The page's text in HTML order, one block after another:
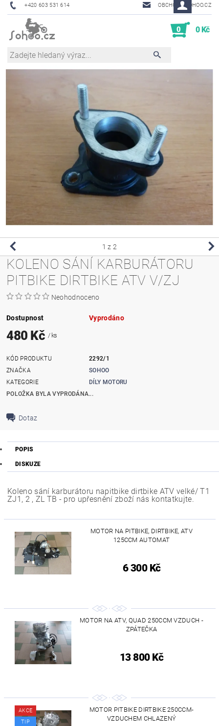
+420 603 531 614 OBCHOD@SOHOO.CZ
0 0 Kč
1 z 2
KOLENO SÁNÍ KARBURÁTORU
PITBIKE DIRTBIKE ATV V/ZJ
Neohodnoceno
Dostupnost Vyprodáno
480 Kč / ks
KÓD PRODUKTU
2292/1
ZNAČKA
SOHOO
KATEGORIE
DÍLY MOTORU
POLOŽKA BYLA VYPRODÁNA...
Dotaz
POPIS
DISKUZE
Koleno sání karburátoru napitbike dirtbike ATV velké/ T1
ZJ1, 2 , ZL TB - pro upřesnění zboží nás kontatkujte.
MOTOR NA PITBIKE, DIRTBIKE, ATV
125CCM AUTOMAT
6 300 Kč
MOTOR NA ATV, QUAD 250CCM VZDUCH -
ZPÁTEČKA
13 800 Kč
AKCE
TIP
MOTOR PITBIKE DIRTBIKE 250CCM-
VZDUCHEM CHLAZENÝ